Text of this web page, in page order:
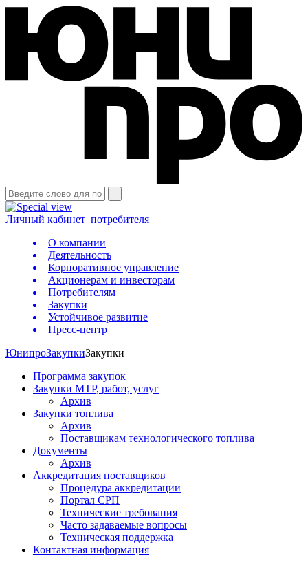
Личный кабинет потребителя
О компании
Деятельность
Корпоративное управление
Акционерам и инвесторам
Потребителям
Закупки
Устойчивое развитие
Пресс-центр
ЮнипроЗакупкиЗакупки
Программа закупок
Закупки МТР, работ, услуг
Архив
Закупки топлива
Архив
Поставщикам технологического топлива
Документы
Архив
Аккредитация поставщиков
Процедура аккредитации
Портал СРП
Технические требования
Часто задаваемые вопросы
Техническая поддержка
Контактная информация